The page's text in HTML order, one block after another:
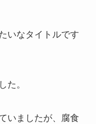
いなタイトルです
た。
いましたが、腐食